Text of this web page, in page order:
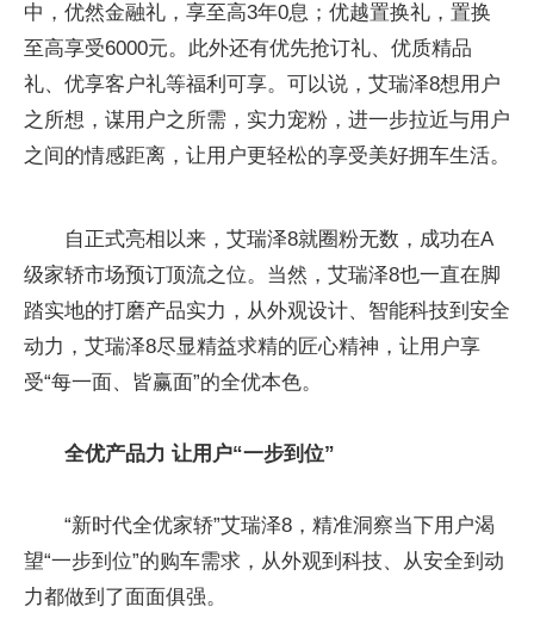
中，优然金融礼，享至高3年0息；优越置换礼，置换
至高享受6000元。此外还有优先抢订礼、优质精品
礼、优享客户礼等福利可享。可以说，艾瑞泽8想用户
之所想，谋用户之所需，实力宠粉，进一步拉近与用户
之间的情感距离，让用户更轻松的享受美好拥车生活。
自正式亮相以来，艾瑞泽8就圈粉无数，成功在A
级家轿市场预订顶流之位。当然，艾瑞泽8也一直在脚
踏实地的打磨产品实力，从外观设计、智能科技到安全
动力，艾瑞泽8尽显精益求精的匠心精神，让用户享
受“每一面、皆赢面”的全优本色。
全优产品力 让用户“一步到位”
“新时代全优家轿”艾瑞泽8，精准洞察当下用户渴
望“一步到位”的购车需求，从外观到科技、从安全到动
力都做到了面面俱强。